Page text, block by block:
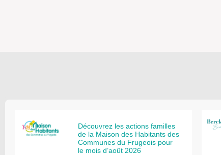
Découvrez les actions familles
de la Maison des Habitants des
Communes du Frugeois pour
le mois d’août 2026